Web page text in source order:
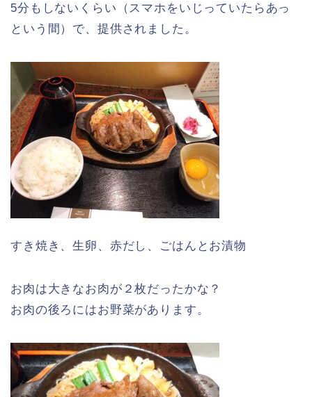
5分もしないくらい（スマホをいじっていたらあっ
という間）で、提供されました。
すき焼き、生卵、赤だし、ごはんとお漬物
お肉は大きなお肉が２枚だったかな？
お肉の後ろにはお野菜があります。